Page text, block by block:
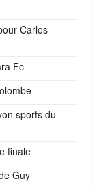
Carlos
Fc
sports du
finale
Guy